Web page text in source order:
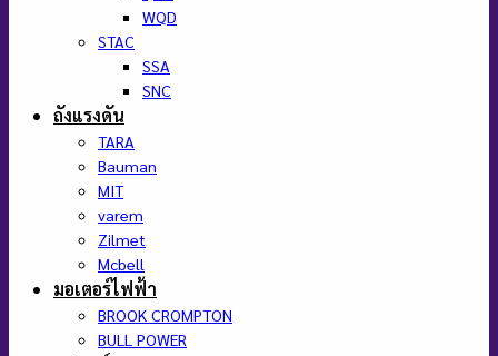
WQD
STAC
SSA
SNC
ถังแรงดัน
TARA
Bauman
MIT
varem
Zilmet
Mcbell
มอเตอร์ไฟฟ้า
BROOK CROMPTON
BULL POWER